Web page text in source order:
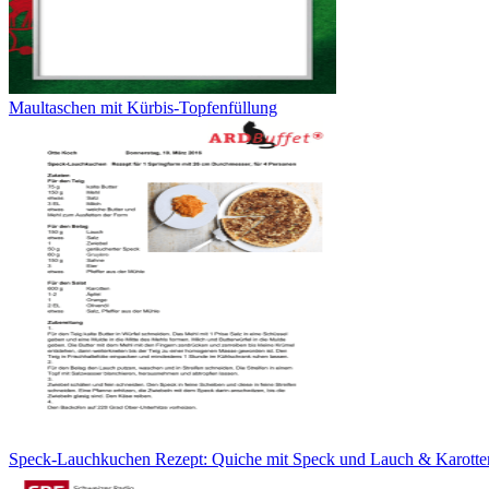
Maultaschen mit Kürbis-Topfenfüllung
Speck-Lauchkuchen Rezept: Quiche mit Speck und Lauch &